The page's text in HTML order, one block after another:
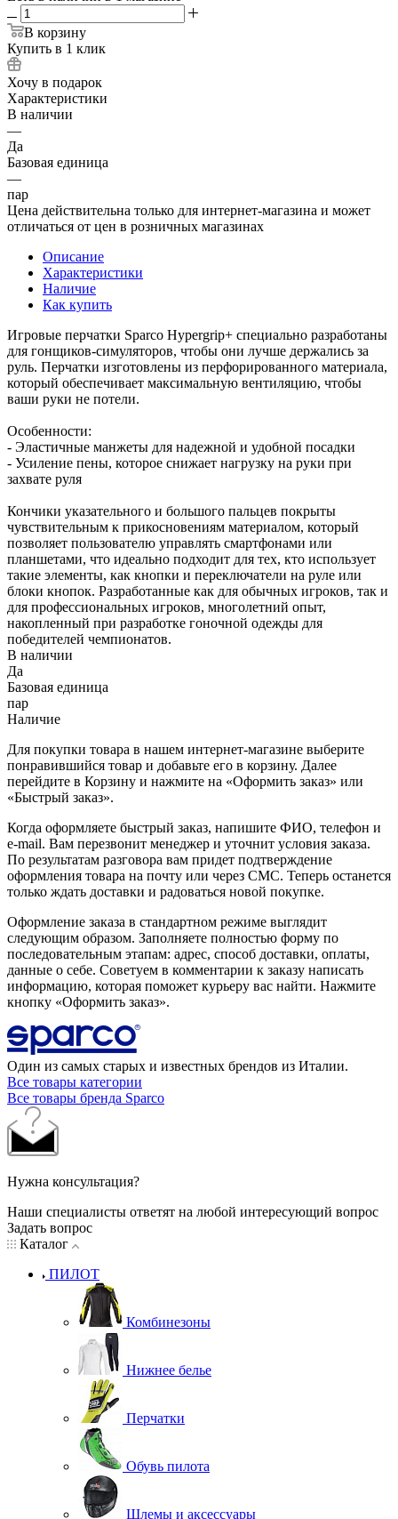
В корзину
Купить в 1 клик
Хочу в подарок
Характеристики
В наличии
—
Да
Базовая единица
—
пар
Цена действительна только для интернет-магазина и может
отличаться от цен в розничных магазинах
Описание
Характеристики
Наличие
Как купить
Игровые перчатки Sparco Hypergrip+ специально разработаны
для гонщиков-симуляторов, чтобы они лучше держались за
руль. Перчатки изготовлены из перфорированного материала,
который обеспечивает максимальную вентиляцию, чтобы
ваши руки не потели.
Особенности:
- Эластичные манжеты для надежной и удобной посадки
- Усиление пены, которое снижает нагрузку на руки при
захвате руля
Кончики указательного и большого пальцев покрыты
чувствительным к прикосновениям материалом, который
позволяет пользователю управлять смартфонами или
планшетами, что идеально подходит для тех, кто использует
такие элементы, как кнопки и переключатели на руле или
блоки кнопок. Разработанные как для обычных игроков, так и
для профессиональных игроков, многолетний опыт,
накопленный при разработке гоночной одежды для
победителей чемпионатов.
В наличии
Да
Базовая единица
пар
Наличие
Для покупки товара в нашем интернет-магазине выберите
понравившийся товар и добавьте его в корзину. Далее
перейдите в Корзину и нажмите на «Оформить заказ» или
«Быстрый заказ».
Когда оформляете быстрый заказ, напишите ФИО, телефон и
e-mail. Вам перезвонит менеджер и уточнит условия заказа.
По результатам разговора вам придет подтверждение
оформления товара на почту или через СМС. Теперь останется
только ждать доставки и радоваться новой покупке.
Оформление заказа в стандартном режиме выглядит
следующим образом. Заполняете полностью форму по
последовательным этапам: адрес, способ доставки, оплаты,
данные о себе. Советуем в комментарии к заказу написать
информацию, которая поможет курьеру вас найти. Нажмите
кнопку «Оформить заказ».
Один из самых старых и известных брендов из Италии.
Все товары категории
Все товары бренда Sparco
Нужна консультация?
Наши специалисты ответят на любой интересующий вопрос
Задать вопрос
Каталог
ПИЛОТ
Комбинезоны
Нижнее белье
Перчатки
Обувь пилота
Шлемы и аксессуары